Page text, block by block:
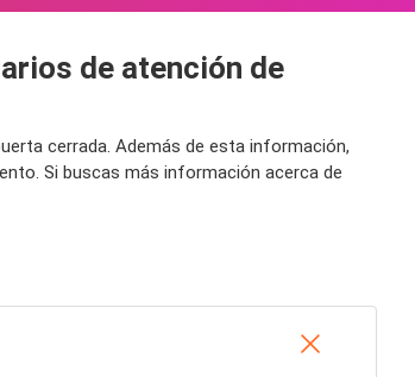
de atención de
cerrada. Además de esta información,
Si buscas más información acerca de